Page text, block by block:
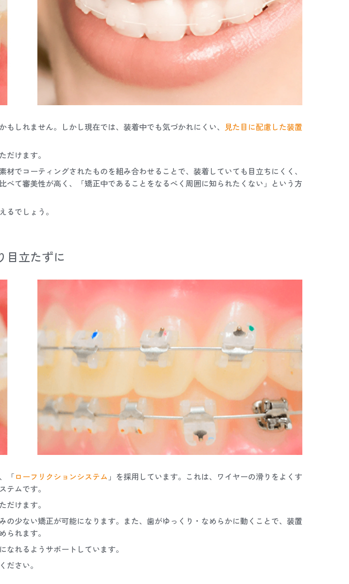
しれません。しかし現在では、装着中でも気づかれにくい、 見た目に配慮した装置
だけます。
でコーティングされたものを組み合わせることで、装着していても目立ちにくく、
て審美性が高く、「矯正中であることをなるべく周囲に知られたくない」という方
でしょう。
目立たずに
「ローフリクションシステム 」を採用しています。これは、ワイヤーの滑りをよくす
ムです。
けます。
少ない矯正が可能になります。また、歯がゆっくり・なめらかに動くことで、装置
れます。
れるようサポートしています。
ださい。